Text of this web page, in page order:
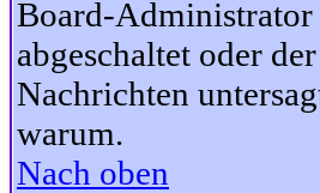
Board-Administrator
abgeschaltet oder
Nachrichten
warum.
Nach oben